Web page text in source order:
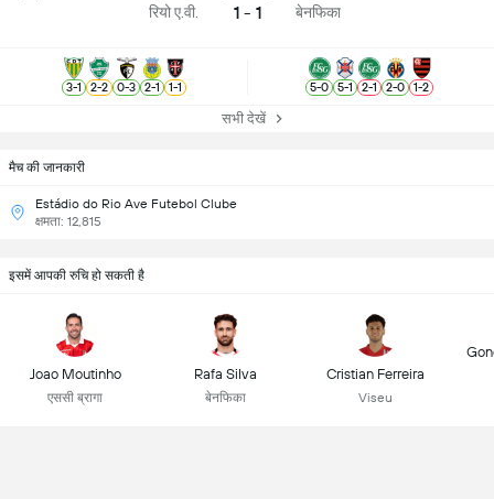
मैच की जानकारी
Estádio do Rio Ave Futebol Clube
क्षमता: 12,815
रियो ए.वी. 1 - 1 बेनफिका
3-1 2-2 0-3 2-1 1-1 5-0 5-1 2-1 2-0 1-2
सभी देखें
इसमें आपकी रुचि हो सकती है
Joao Moutinho
एससी ब्रागा
Rafa Silva
बेनफिका
Cristian Ferreira
Viseu